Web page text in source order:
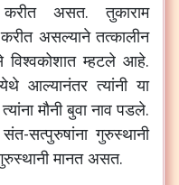
करीत असत. तुकाराम
करीत असल्याने तत्कालीन
विश्वकोशात म्हटले आहे.
आल्यानंतर त्यांनी या
मौनी बुवा नाव पडले.
संत-सत्पुरुषांना गुरुस्थानी
मानत असत.